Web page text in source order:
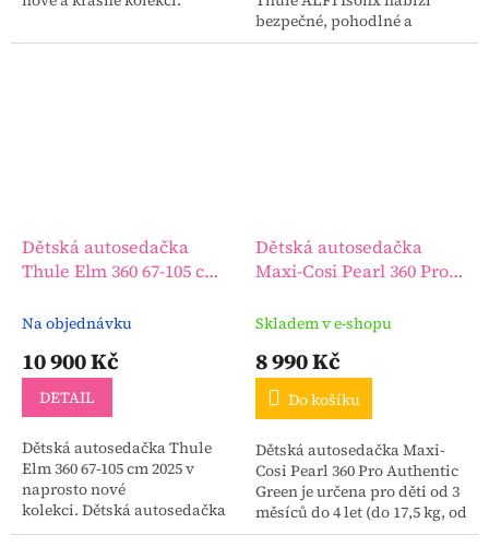
bezpečné, pohodlné a
praktické řešení pro vaše
Dětská autosedačka
Thule Elm 360 67-105 cm
Na objednávku
10 900 Kč
DETAIL
Dětská autosedačka Thule
Elm 360 67-105 cm 2025 v
naprosto nové
kolekci. Dětská autosedačka
Thule Elm je otočná a
Dětská autosedačka
Maxi-Cosi Pearl 360 Pro
Skladem v e-shopu
8 990 Kč
Do košíku
Dětská autosedačka Maxi-
Cosi Pearl 360 Pro Authentic
Green je určena pro děti od 3
měsíců do 4 let (do 17,5 kg, od
61 do 105 cm).